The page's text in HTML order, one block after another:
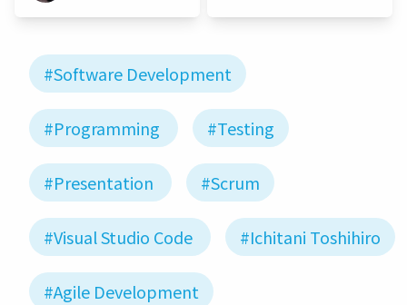
#Software Development
#Programming #Testing
#Presentation #Scrum
#Visual Studio Code #Ichitani Toshihiro
#Agile Development